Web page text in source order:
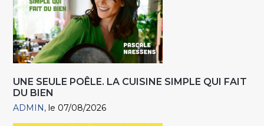
UNE SEULE POÊLE. LA CUISINE SIMPLE QUI FAIT
DU BIEN
ADMIN le 07/08/2026